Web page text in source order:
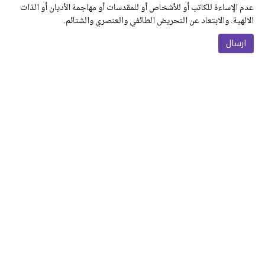
عدم الإساءة للكاتب أو للأشخاص أو للمقدسات أو مهاجمة الأديان أو الذات
الالهية. والابتعاد عن التحريض الطائفي والعنصري والشتائم.